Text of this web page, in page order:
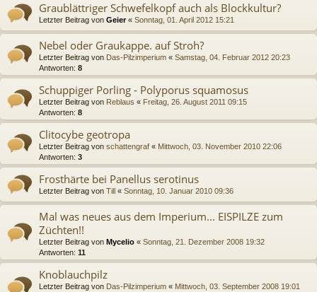
Graublättriger Schwefelkopf auch als Blockkultur?
Letzter Beitrag von Geier« Sonntag, 01. April 2012 15:21
Nebel oder Graukappe. auf Stroh?
Letzter Beitrag von Das-Pilzimperium « Samstag, 04. Februar 2012 20:23
Antworten: 8
Schuppiger Porling - Polyporus squamosus
Letzter Beitrag von Reblaus « Freitag, 26. August 2011 09:15
Antworten: 8
Clitocybe geotropa
Letzter Beitrag von schattengraf « Mittwoch, 03. November 2010 22:06
Antworten: 3
Frosthärte bei Panellus serotinus
Letzter Beitrag von Till « Sonntag, 10. Januar 2010 09:36
Mal was neues aus dem Imperium... EISPILZE zum
Züchten!!
Letzter Beitrag von Mycelio « Sonntag, 21. Dezember 2008 19:32
Antworten: 11
Knoblauchpilz
Letzter Beitrag von Das-Pilzimperium « Mittwoch, 03. September 2008 19:01